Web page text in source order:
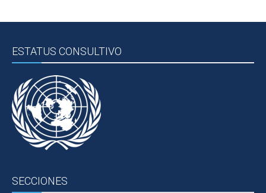
ESTATUS CONSULTIVO
SECCIONES